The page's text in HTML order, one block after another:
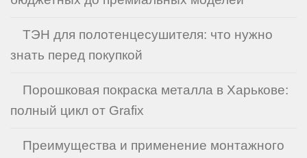
ТЭН для полотенцесушителя: что нужно
знать перед покупкой
Порошковая покраска металла в Харькове:
полный цикл от Grafix
Преимущества и применение монтажного